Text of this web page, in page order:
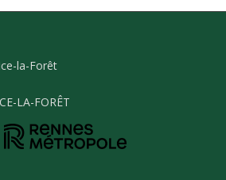
la-Forêt
LA-FORÊT